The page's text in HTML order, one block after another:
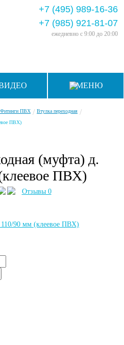
+7 (495) 989-16-36
+7 (985) 921-81-07
ежедневно с 9:00 до 20:00
МЕНЮ
ПВХ / Втулка переходная /
ПВХ)
(муфта) д.
ПВХ)
Отзывы 0